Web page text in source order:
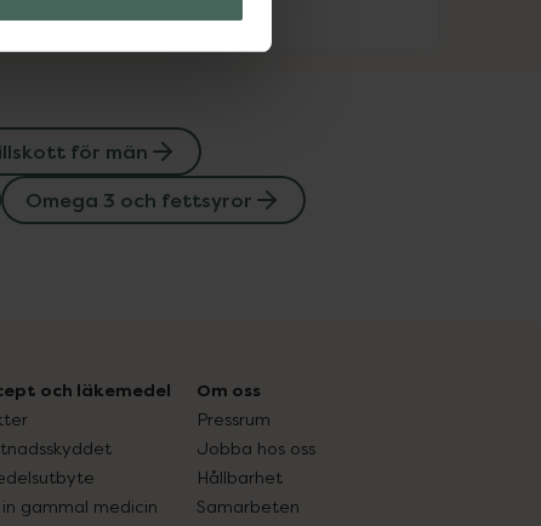
för män
Omega 3 och fettsyror
och läkemedel
gammal medicin
Om oss
Pressrum
Jobba hos oss
Hållbarhet
Samarbeten